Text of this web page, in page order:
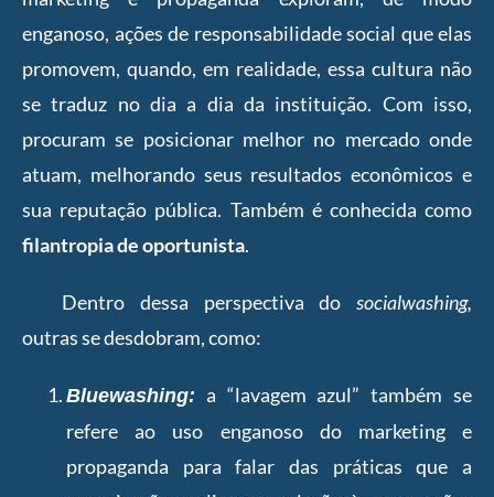
enganoso, ações de responsabilidade social que elas
promovem, quando, em realidade, essa cultura não
se traduz no dia a dia da instituição. Com isso,
procuram se posicionar melhor no mercado onde
atuam, melhorando seus resultados econômicos e
sua reputação pública. Também é conhecida como
filantropia de oportunista.
Dentro dessa perspectiva do socialwashing,
outras se desdobram, como:
Bluewashing: a “lavagem azul” também se
refere ao uso enganoso do marketing e
propaganda para falar das práticas que a